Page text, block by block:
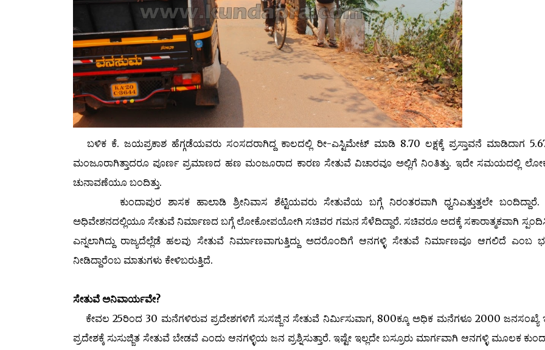
ಬಳಿಕ ಕೆ. ಜಯಪ್ರಕಾಶ ಹೆಗ್ಗಡೆಯವರು ಸಂಸದರಾಗಿದ್ದ ಕಾಲದಲ್ಲಿ ರೀ-ಎಸ್ಟಿಮೇಟ್ ಮಾಡಿ 8.70 ಲಕ್ಷಕ್ಕೆ ಪ್ರಸ್ತಾವನೆ ಮಾಡಿದಾಗ
ಮಂಜೂರಾಗಿತ್ತಾದರೂ ಪೂರ್ಣ ಪ್ರಮಾಣದ ಹಣ ಮಂಜೂರಾದ ಕಾರಣ ಸೇತುವೆ ವಿಚಾರವೂ ಅಲ್ಲಿಗೆ ನಿಂತಿತ್ತು. ಇದೇ ಸಮಯದಲ್ಲಿ
ಚುನಾವಣೆಯೂ ಬಂದಿತ್ತು.
ಕುಂದಾಪುರ ಶಾಸಕ ಹಾಲಾಡಿ ಶ್ರೀನಿವಾಸ ಶೆಟ್ಟಿಯವರು ಸೇತುವೆಯ ಬಗ್ಗೆ ನಿರಂತರವಾಗಿ ಧ್ವನಿಎತ್ತುತ್ತಲೇ ಬಂದಿದ್ದಾರೆ.
ಅಧಿವೇಶನದಲ್ಲಿಯೂ ಸೇತುವೆ ನಿರ್ಮಾಣದ ಬಗ್ಗೆ ಲೋಕೋಪಯೋಗಿ ಸಚಿವರ ಗಮನ ಸೆಳೆದಿದ್ದಾರೆ. ಸಚಿವರೂ ಅದಕ್ಕೆ ಸಕಾರಾತ್ಮಕವಾಗಿ
ಎನ್ನಲಾಗಿದ್ದು ರಾಜ್ಯದೆಲ್ಲೆಡೆ ಹಲವು ಸೇತುವೆ ನಿರ್ಮಾಣವಾಗುತ್ತಿದ್ದು ಅದರೊಂದಿಗೆ ಆನಗಳ್ಳಿ ಸೇತುವೆ ನಿರ್ಮಾಣವೂ ಆಗಲಿದೆ ಎಂಬ
ನೀಡಿದ್ದಾರೆಂಬ ಮಾತುಗಳು ಕೇಳಿಬರುತ್ತಿದೆ.
ಸೇತುವೆ ಅನಿವಾರ್ಯವೇ?
ಕೇವಲ 25ರಿಂದ 30 ಮನೆಗಳಿರುವ ಪ್ರದೇಶಗಳಿಗೆ ಸುಸಜ್ಜಿನ ಸೇತುವೆ ನಿರ್ಮಿಸುವಾಗ, 800ಕ್ಕೂ ಅಧಿಕ ಮನೆಗಳೂ 2000 ಜನಸಂಖ್ಯೆ
ಪ್ರದೇಶಕ್ಕೆ ಸುಸುಜ್ಜಿತ ಸೇತುವೆ ಬೇಡವೆ ಎಂದು ಆನಗಳ್ಳಿಯ ಜನ ಪ್ರಶ್ನಿಸುತ್ತಾರೆ. ಇಷ್ಟೇ ಇಲ್ಲದೇ ಬಸ್ರೂರು ಮಾರ್ಗವಾಗಿ ಆನಗಳ್ಳಿ ಮೂಲಕ